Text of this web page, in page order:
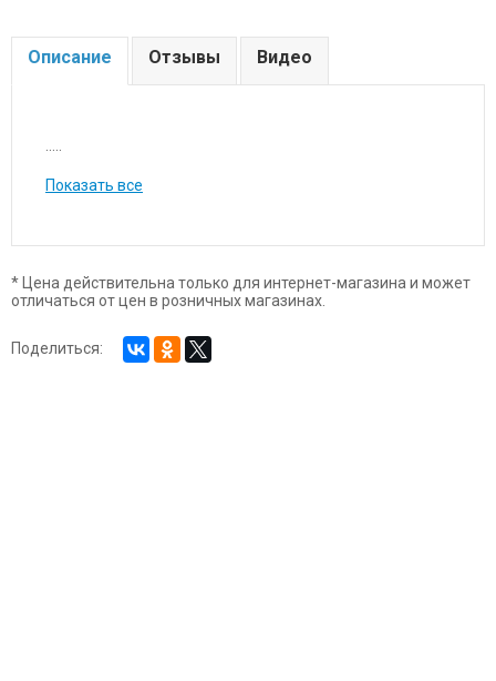
Описание Отзывы Видео
Показать все
* Цена действительна только для интернет-магазина и может
отличаться от цен в розничных магазинах.
Поделиться: